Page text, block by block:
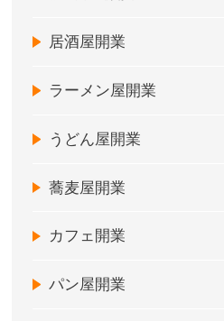
居酒屋開業
ラーメン屋開業
うどん屋開業
蕎麦屋開業
カフェ開業
パン屋開業